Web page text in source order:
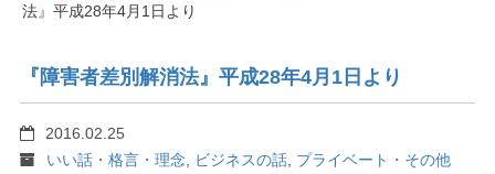
法』平成28年4月1日より
『障害者差別解消法』平成28年4月1日より
2016.02.25
いい話・格言・理念
ビジネスの話, プライベート・その他